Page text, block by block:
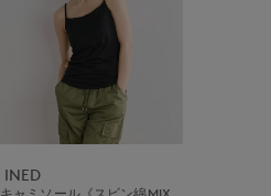
INED